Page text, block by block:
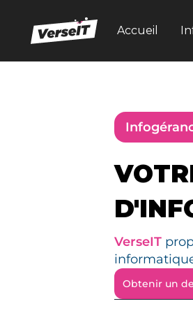
Accueil
VerseIT
Obtenir un
Obtenir un